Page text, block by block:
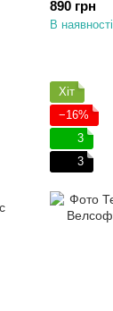
890 грн
В наявності
Хіт
−16%
3
3